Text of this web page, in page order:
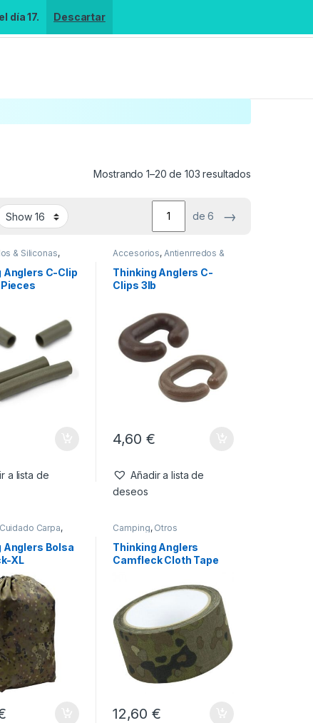
día 17. Descartar
Mostrando 1–20 de 103 resultados
de 6 →
& Siliconas,
Anglers C-Clip
a lista de
Accesorios, Antienrredos &
Material Montajes
Thinking Anglers C-
Clips 3lb
4,60 €
Añadir a lista de
deseos
Cuidado Carpa,
Anglers Bolsa
XL
Camping, Otros
Thinking Anglers
Camfleck Cloth Tape
12,60 €